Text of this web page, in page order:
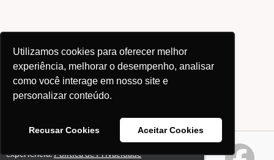
Utilizamos cookies para oferecer melhor
experiência, melhorar o desempenho, analisar
como você interage em nosso site e
personalizar conteúdo.
Recusar Cookies Aceitar Cookies
Este site usa cookies para melhorar sua
experiência.Política de Privacidade
Ok!